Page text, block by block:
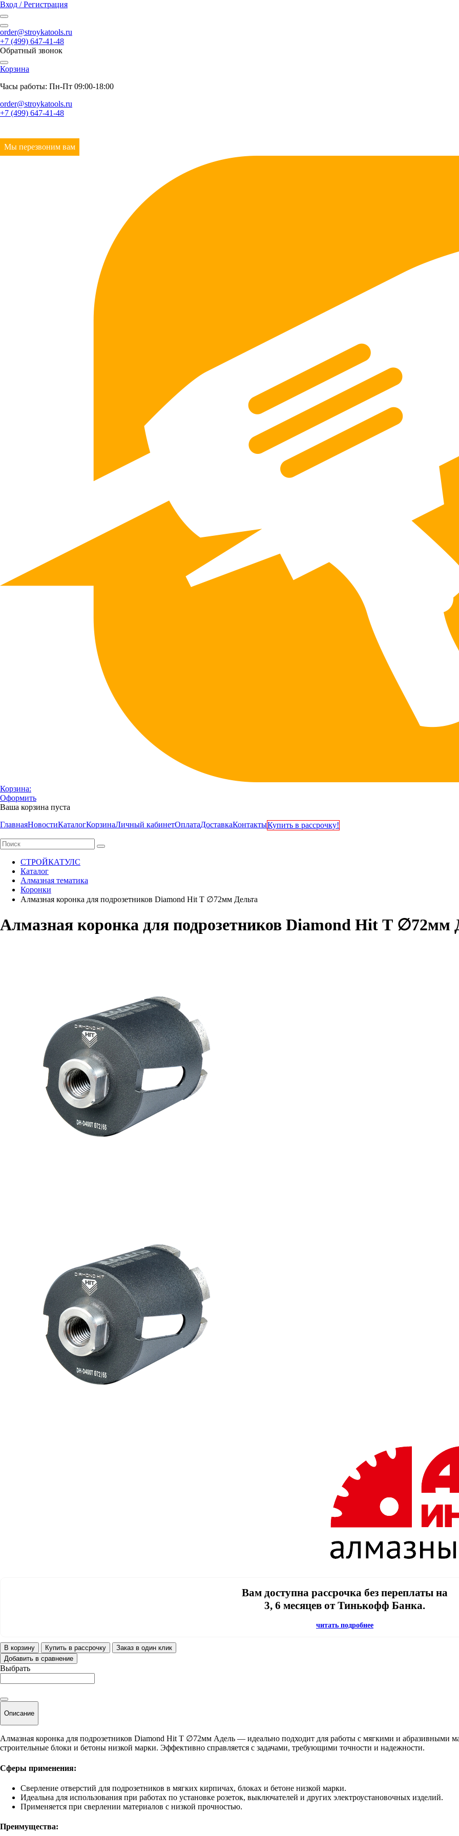
Вход / Регистрация
order@stroykatools.ru
+7 (499) 647-41-48
Обратный звонок
Корзина
Часы работы: Пн-Пт 09:00-18:00
order@stroykatools.ru
+7 (499) 647-41-48
Мы перезвоним вам
Корзина:
Оформить
Ваша корзина пуста
ГлавнаяНовостиКаталогКорзинаЛичный кабинетОплатаДоставкаКонтактыКупить в рассрочку!
СТРОЙКАТУЛС
Каталог
Алмазная тематика
Коронки
Алмазная коронка для подрозетников Diamond Hit Т ∅72мм Дельта
Алмазная коронка для подрозетников Diamond Hit Т ∅72мм
Вам доступна рассрочка без переплаты на
3, 6 месяцев от Тинькофф Банка.
читать подробнее
В корзину Купить в рассрочку
Заказ в один клик
Добавить в сравнение
Выбрать
Описание
Алмазная коронка для подрозетников Diamond Hit Т ∅72мм Адель — идеально подходит для работы с мягкими и абразивными
строительные блоки и бетоны низкой марки. Эффективно справляется с задачами, требующими точности и надежности.
Сферы применения:
Сверление отверстий для подрозетников в мягких кирпичах, блоках и бетоне низкой марки.
Идеальна для использования при работах по установке розеток, выключателей и других электроустановочных изделий.
Применяется при сверлении материалов с низкой прочностью.
Преимущества: